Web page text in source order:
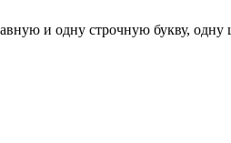
и одну строчную букву,